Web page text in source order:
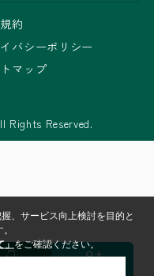
約
バシーポリシー
マップ
Rights Reserved.
、サービス向上検討を目的と
」をご確認ください。